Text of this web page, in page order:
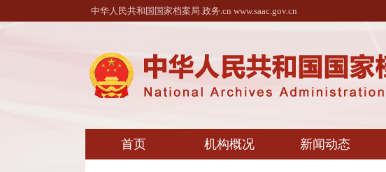
中华人民共和国国家档案局.政务.cn www.saac.gov.cn
首页 机构概况 新闻动态